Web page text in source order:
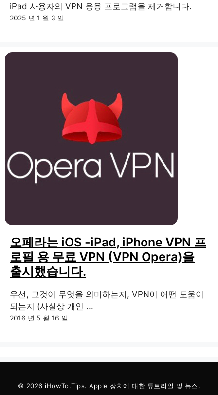
iPad 사용자의 VPN 응용 프로그램을 제거합니다.
2025 년 1 월 3 일
오페라는 iOS -iPad, iPhone VPN 프
로필 용 무료 VPN (VPN Opera)을
출시했습니다.
우선, 그것이 무엇을 의미하는지, VPN이 어떤 도움이
되는지 (사실상 개인 ...
2016 년 5 월 16 일
© 2026 iHowTo.Tips. Apple 장치에 대한 튜토리얼 및 뉴스.